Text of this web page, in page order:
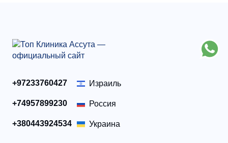
+97233760427 Израиль
+74957899230 Россия
+380443924534 Украина